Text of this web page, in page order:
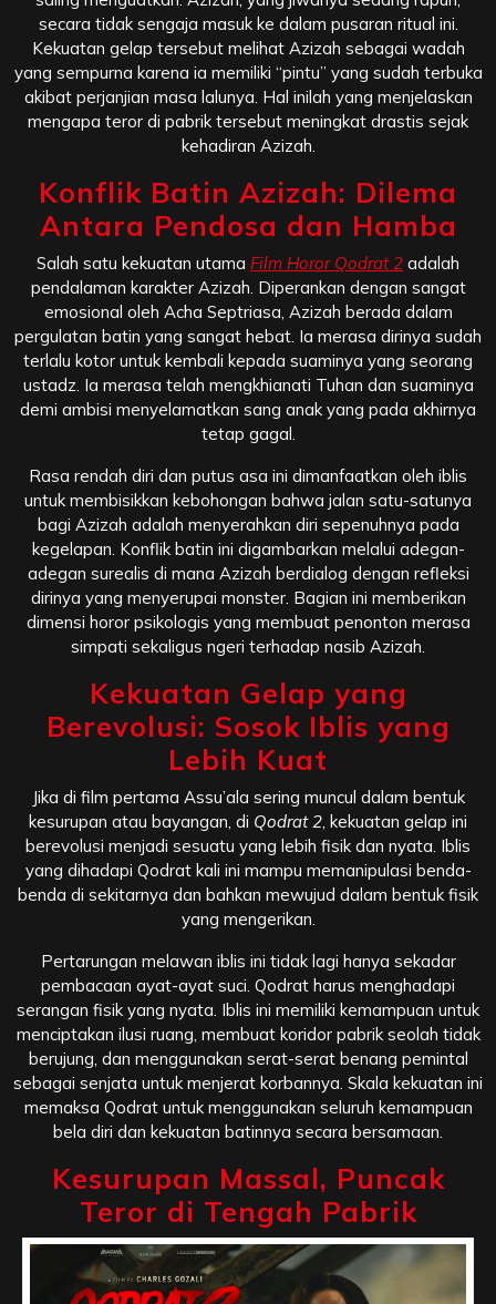
secara tidak sengaja masuk ke dalam pusaran ritual ini.
Kekuatan gelap tersebut melihat Azizah sebagai wadah
yang sempurna karena ia memiliki “pintu” yang sudah terbuka
akibat perjanjian masa lalunya. Hal inilah yang menjelaskan
mengapa teror di pabrik tersebut meningkat drastis sejak
kehadiran Azizah.
Konflik Batin Azizah: Dilema
Antara Pendosa dan Hamba
Salah satu kekuatan utama Film Horor Qodrat 2 adalah
pendalaman karakter Azizah. Diperankan dengan sangat
emosional oleh Acha Septriasa, Azizah berada dalam
pergulatan batin yang sangat hebat. Ia merasa dirinya sudah
terlalu kotor untuk kembali kepada suaminya yang seorang
ustadz. Ia merasa telah mengkhianati Tuhan dan suaminya
demi ambisi menyelamatkan sang anak yang pada akhirnya
tetap gagal.
Rasa rendah diri dan putus asa ini dimanfaatkan oleh iblis
untuk membisikkan kebohongan bahwa jalan satu-satunya
bagi Azizah adalah menyerahkan diri sepenuhnya pada
kegelapan. Konflik batin ini digambarkan melalui adegan-
adegan surealis di mana Azizah berdialog dengan refleksi
dirinya yang menyerupai monster. Bagian ini memberikan
dimensi horor psikologis yang membuat penonton merasa
simpati sekaligus ngeri terhadap nasib Azizah.
Kekuatan Gelap yang
Berevolusi: Sosok Iblis yang
Lebih Kuat
Jika di film pertama Assu’ala sering muncul dalam bentuk
kesurupan atau bayangan, di Qodrat 2 , kekuatan gelap ini
berevolusi menjadi sesuatu yang lebih fisik dan nyata. Iblis
yang dihadapi Qodrat kali ini mampu memanipulasi benda-
benda di sekitarnya dan bahkan mewujud dalam bentuk fisik
yang mengerikan.
Pertarungan melawan iblis ini tidak lagi hanya sekadar
pembacaan ayat-ayat suci. Qodrat harus menghadapi
serangan fisik yang nyata. Iblis ini memiliki kemampuan untuk
menciptakan ilusi ruang, membuat koridor pabrik seolah tidak
berujung, dan menggunakan serat-serat benang pemintal
sebagai senjata untuk menjerat korbannya. Skala kekuatan ini
memaksa Qodrat untuk menggunakan seluruh kemampuan
bela diri dan kekuatan batinnya secara bersamaan.
Kesurupan Massal, Puncak
Teror di Tengah Pabrik